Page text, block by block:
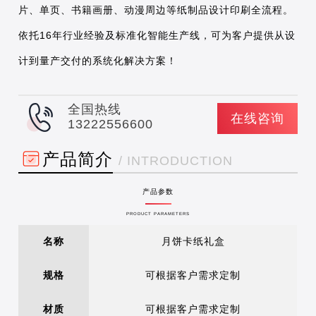
片、单页、书籍画册、动漫周边等纸制品设计印刷全流程。
依托16年行业经验及标准化智能生产线，可为客户提供从设
计到量产交付的系统化解决方案！
在线咨询
全国热线
13222556600
产品简介 / INTRODUCTION
产品参数
PRODUCT PARAMETERS
名称 月饼卡纸礼盒
规格 可根据客户需求定制
材质 可根据客户需求定制